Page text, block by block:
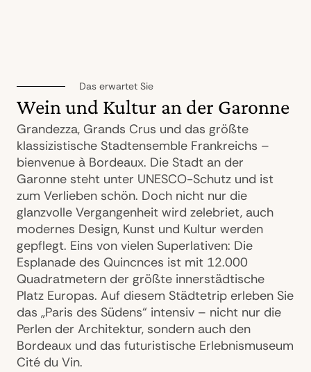
Das erwartet Sie
Wein und Kultur an der Garonne
Grandezza, Grands Crus und das größte
klassizistische Stadtensemble Frankreichs –
bienvenue à Bordeaux. Die Stadt an der
Garonne steht unter UNESCO-Schutz und ist
zum Verlieben schön. Doch nicht nur die
glanzvolle Vergangenheit wird zelebriet, auch
modernes Design, Kunst und Kultur werden
gepflegt. Eins von vielen Superlativen: Die
Esplanade des Quincnces ist mit 12.000
Quadratmetern der größte innerstädtische
Platz Europas. Auf diesem Städtetrip erleben Sie
das „Paris des Südens“ intensiv – nicht nur die
Perlen der Architektur, sondern auch den
Bordeaux und das futuristische Erlebnismuseum
Cité du Vin.